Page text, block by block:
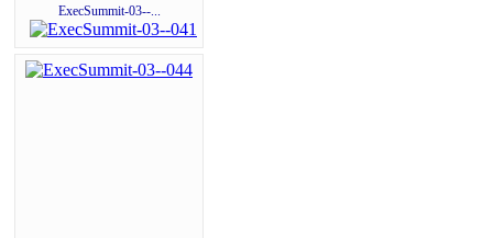
ExecSummit-03--...